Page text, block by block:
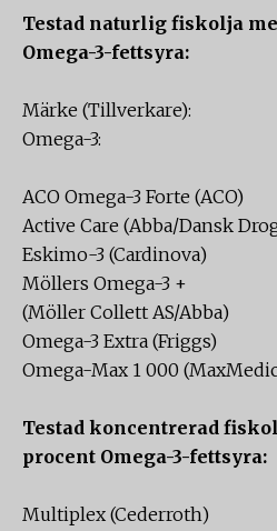
Testad naturlig fiskolja
Omega-3-fettsyra:
Märke (Tillverkare):
Omega-3:
ACO Omega-3 Forte
Active Care (Abba/Dansk
Eskimo-3
Möllers Omega-3
(Möller Collett AS/
Omega-3 Extra
Omega-Max 1 000
Testad koncentrerad
procent Omega-3-fettsyra:
Multiplex